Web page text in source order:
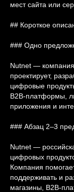
мест сайта или
## Короткое
### Одно
Nutnet — компания
проектирует,
цифровые
B2B-платформы,
приложения и
### Абзац 2–3
Nutnet —
цифровых
Компания
поддерживать и
магазины, B2B-